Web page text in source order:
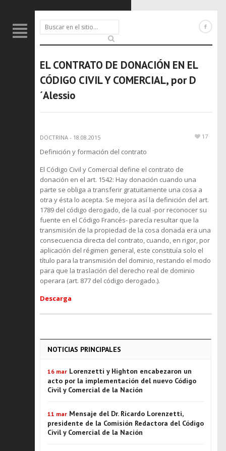
EL CONTRATO DE DONACIÓN EN EL
CÓDIGO CIVIL Y COMERCIAL, por D
´Alessio
DOCTRINA - 18.08.2015 17
Definición y formación del contrato
El Código Civil y Comercial define el contrato de
donación en el art. 1542: Hay donación cuando una
parte se obliga a transferir gratuitamente una cosa a
otra y ésta lo acepta. Se mejora así la definición del art.
1789 del código derogado, de la cual -por reconocer su
fuente en el Código Francés- parecía resultar que la
transmisión de la propiedad de la cosa donada era una
consecuencia directa del contrato, cuando, en rigor, por
aplicación del régimen general, este constituía solo el
título para la transmisión del dominio, restando el modo
para que la traslación del derecho real de dominio
operara (art. 877 del código derogado.).
Descarga
NOTICIAS PRINCIPALES
16 mar Lorenzetti y Highton encabezaron un
acto por la implementación del nuevo Código
Civil y Comercial de la Nación
11 mar Mensaje del Dr. Ricardo Lorenzetti,
presidente de la Comisión Redactora del Código
Civil y Comercial de la Nación